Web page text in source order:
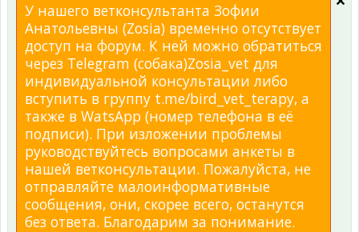
У нашего ветконсультанта Зофии
Анатольевны (Zosia) временно отсутствует
доступ на форум. К ней можно обратиться
через Telegram (собака)Zosia_vet для
индивидуальной консультации либо
вступить в группу t.me/bird_vet_terapy, а
также в WatsApp (номер телефона в её
подписи). При изложении проблемы
руководствуйтесь вопросами анкеты в
нашей ветконсультации. Пожалуйста, не
отправляйте малоинформативные
сообщения, они, скорее всего, останутся
без ответа. Благодарим за понимание.